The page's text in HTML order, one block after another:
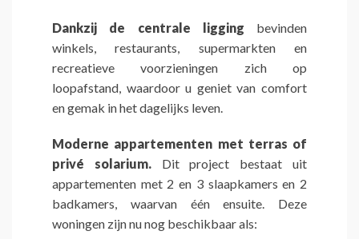
Dankzij de centrale ligging bevinden
winkels, restaurants, supermarkten en
recreatieve voorzieningen zich op
loopafstand, waardoor u geniet van comfort
en gemak in het dagelijks leven.
Moderne appartementen met terras of
privé solarium. Dit project bestaat uit
appartementen met 2 en 3 slaapkamers en 2
badkamers, waarvan één ensuite. Deze
woningen zijn nu nog beschikbaar als: